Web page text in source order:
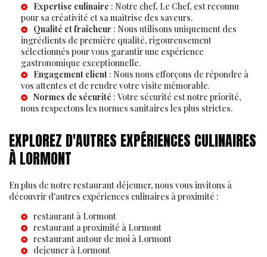
Expertise culinaire : Notre chef, Le Chef, est reconnu
pour sa créativité et sa maîtrise des saveurs.
Qualité et fraîcheur : Nous utilisons uniquement des
ingrédients de première qualité, rigoureusement
sélectionnés pour vous garantir une expérience
gastronomique exceptionnelle.
Engagement client : Nous nous efforçons de répondre à
vos attentes et de rendre votre visite mémorable.
Normes de sécurité : Votre sécurité est notre priorité,
nous respectons les normes sanitaires les plus strictes.
EXPLOREZ D'AUTRES EXPÉRIENCES CULINAIRES
À LORMONT
En plus de notre restaurant déjeuner, nous vous invitons à
découvrir d'autres expériences culinaires à proximité :
restaurant à Lormont
restaurant a proximité à Lormont
restaurant autour de moi à Lormont
dejeuner à Lormont